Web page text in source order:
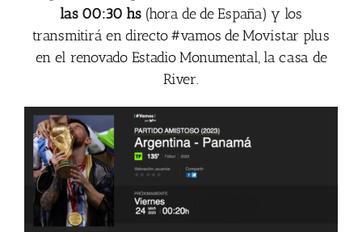
las 00:30 hs(hora de de España) y los
transmitirá en directo #vamos de Movistar plus
en el renovado Estadio Monumental, la casa de
River.